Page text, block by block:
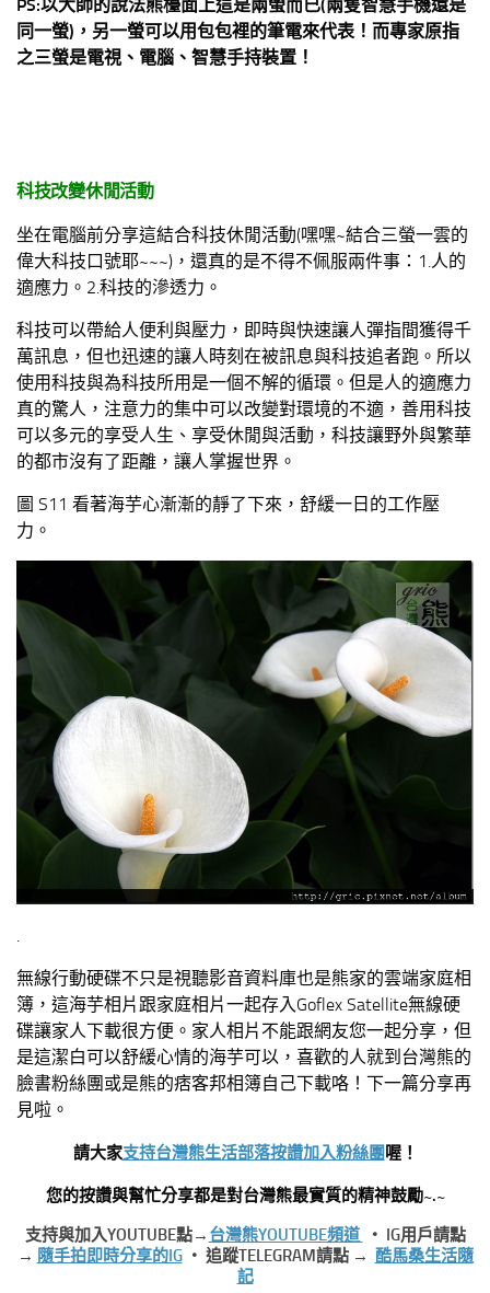
PS:以大師的說法熊檯面上這是兩螢而已(兩隻智慧手機還是
同一螢)，另一螢可以用包包裡的筆電來代表！而專家原指
之三螢是電視、電腦、智慧手持裝置！
科技改變休閒活動
坐在電腦前分享這結合科技休閒活動(嘿嘿~結合三螢一雲的
偉大科技口號耶~~~)，還真的是不得不佩服兩件事：1.人的
適應力。2.科技的滲透力。
科技可以帶給人便利與壓力，即時與快速讓人彈指間獲得千
萬訊息，但也迅速的讓人時刻在被訊息與科技追者跑。所以
使用科技與為科技所用是一個不解的循環。但是人的適應力
真的驚人，注意力的集中可以改變對環境的不適，善用科技
可以多元的享受人生、享受休閒與活動，科技讓野外與繁華
的都市沒有了距離，讓人掌握世界。
圖 S11 看著海芋心漸漸的靜了下來，舒緩一日的工作壓
力。
無線行動硬碟不只是視聽影音資料庫也是熊家的雲端家庭相
簿，這海芋相片跟家庭相片一起存入Goflex Satellite無線硬
碟讓家人下載很方便。家人相片不能跟網友您一起分享，但
是這潔白可以舒緩心情的海芋可以，喜歡的人就到台灣熊的
臉書粉絲團或是熊的痞客邦相簿自己下載咯！下一篇分享再
見啦。
請大家支持台灣熊生活部落按讚加入粉絲團喔！
您的按讚與幫忙分享都是對台灣熊最實質的精神鼓勵~.~
支持與加入YOUTUBE點→ 台灣熊YOUTUBE頻道
‧ IG用戶請點
→ 隨手拍即時分享的IG‧ 追蹤TELEGRAM請點 → 酷馬桑生活隨
記